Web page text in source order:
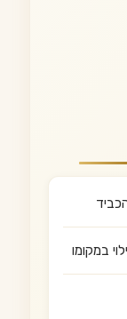
במקומו